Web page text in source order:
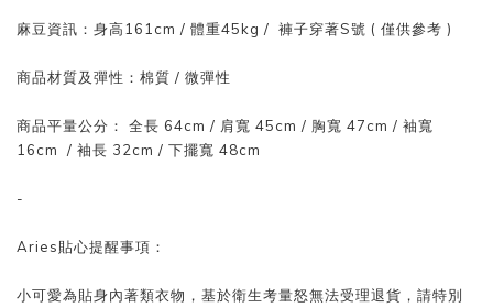
麻豆資訊：身高161cm / 體重45kg / 褲子穿著S號 ( 僅供參考 )
商品材質及彈性：棉質 / 微彈性
商品平量公分： 全長 64cm / 肩寬 45cm / 胸寬 47cm / 袖寬
16cm / 袖長 32cm / 下擺寬 48cm
-
Aries貼心提醒事項：
小可愛為貼身內著類衣物，基於衛生考量怒無法受理退貨，請特別